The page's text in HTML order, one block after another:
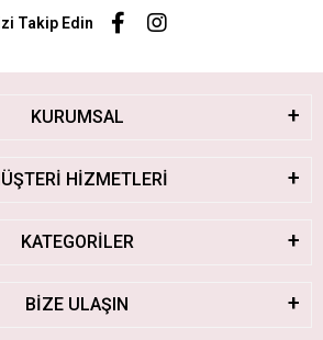
Takip Edin
KURUMSAL
HİZMETLERİ
KATEGORİLER
BİZE ULAŞIN